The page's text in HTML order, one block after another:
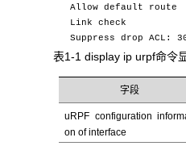
Allow default route
Link check
Suppress drop ACL:
表1-1 display ip urpf命令
字段
uRPF configuration
on of interface